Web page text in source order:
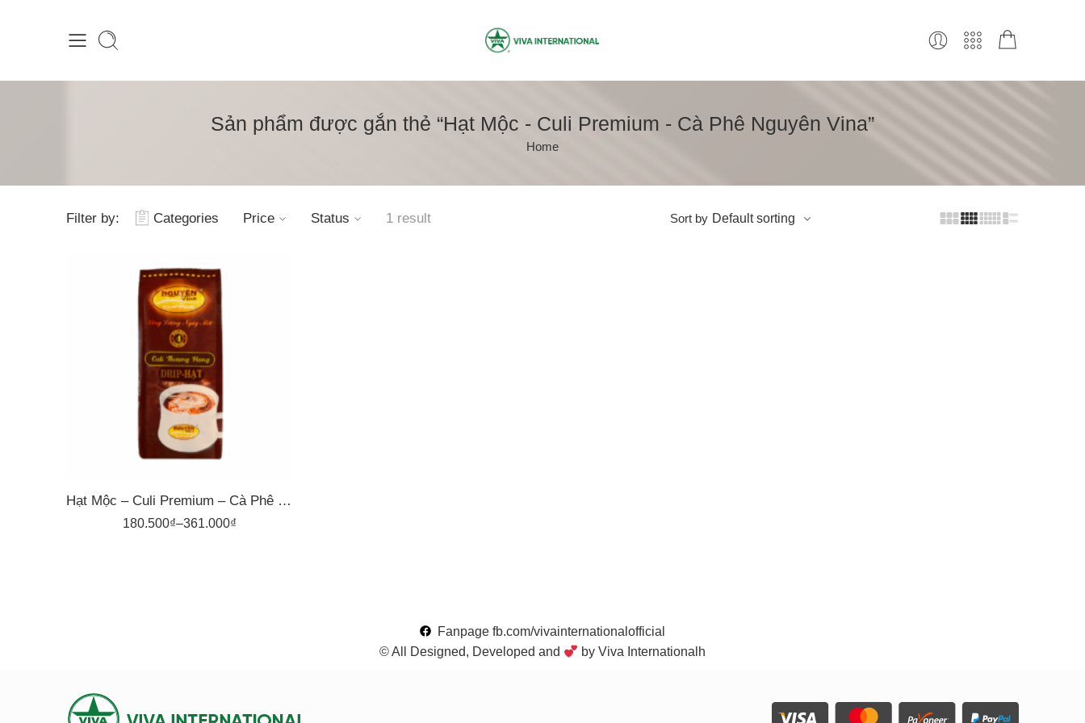
Sản phẩm được gắn thẻ “Hạt Mộc - Culi Premium - Cà Phê Nguyên Vina”
Home
Filter by: Categories Price Status 1 result Sort by Default sorting
Hạt Mộc – Culi Premium – Cà Phê Nguyên Vina
180.500₫–361.000₫
Fanpage fb.com/vivainternationalofficial
© All Designed, Developed and
by Viva Internationalh